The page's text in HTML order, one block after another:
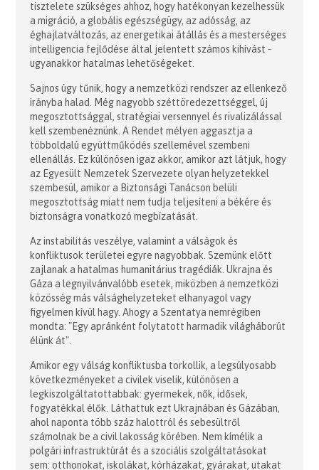
tisztelete szükséges ahhoz, hogy hatékonyan kezelhessük
a migráció, a globális egészségügy, az adósság, az
éghajlatváltozás, az energetikai átállás és a mesterséges
intelligencia fejlődése által jelentett számos kihívást -
ugyanakkor hatalmas lehetőségeket.
Sajnos úgy tűnik, hogy a nemzetközi rendszer az ellenkező
irányba halad. Még nagyobb széttöredezettséggel, új
megosztottsággal, stratégiai versennyel és rivalizálással
kell szembenéznünk. A Rendet mélyen aggasztja a
többoldalú együttműködés szellemével szembeni
ellenállás. Ez különösen igaz akkor, amikor azt látjuk, hogy
az Egyesült Nemzetek Szervezete olyan helyzetekkel
szembesül, amikor a Biztonsági Tanácson belüli
megosztottság miatt nem tudja teljesíteni a békére és
biztonságra vonatkozó megbízatását.
Az instabilitás veszélye, valamint a válságok és
konfliktusok területei egyre nagyobbak. Szemünk előtt
zajlanak a hatalmas humanitárius tragédiák. Ukrajna és
Gáza a legnyilvánvalóbb esetek, miközben a nemzetközi
közösség más válsághelyzeteket elhanyagol vagy
figyelmen kívül hagy. Ahogy a Szentatya nemrégiben
mondta: "Egy apránként folytatott harmadik világháborút
élünk át".
Amikor egy válság konfliktusba torkollik, a legsúlyosabb
következményeket a civilek viselik, különösen a
legkiszolgáltatottabbak: gyermekek, nők, idősek,
fogyatékkal élők. Láthattuk ezt Ukrajnában és Gázában,
ahol naponta több száz halottról és sebesültről
számolnak be a civil lakosság körében. Nem kímélik a
polgári infrastruktúrát és a szociális szolgáltatásokat
sem: otthonokat, iskolákat, kórházakat, gyárakat, utakat